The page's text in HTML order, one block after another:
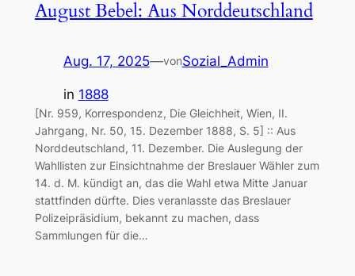
August Bebel: Aus Norddeutschland
Aug. 17, 2025—vonSozial_Admin
in 1888
[Nr. 959, Korrespondenz, Die Gleichheit, Wien, II.
Jahrgang, Nr. 50, 15. Dezember 1888, S. 5] :: Aus
Norddeutschland, 11. Dezember. Die Auslegung der
Wahllisten zur Einsichtnahme der Breslauer Wähler zum
14. d. M. kündigt an, das die Wahl etwa Mitte Januar
stattfinden dürfte. Dies veranlasste das Breslauer
Polizeipräsidium, bekannt zu machen, dass
Sammlungen für die…